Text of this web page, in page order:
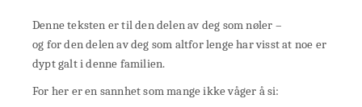
Denne teksten er til den delen av deg som nøler –
og for den delen av deg som altfor lenge har visst at noe er
dypt galt i denne familien.
For her er en sannhet som mange ikke våger å si: